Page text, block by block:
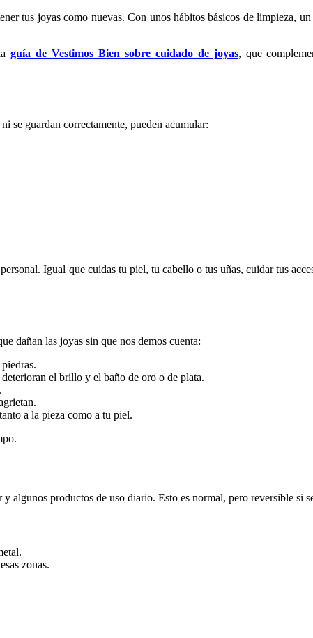
tus joyas como nuevas. Con unos hábitos básicos de limpieza,
laguía de Vestimos Bien sobre cuidado de joyas, que
se guardan correctamente, pueden acumular:
Igual que cuidas tu piel, tu cabello o tus uñas, cuidar tus
dañan las joyas sin que nos demos cuenta:
el brillo y el baño de oro o de plata.
a la pieza como a tu piel.
algunos productos de uso diario. Esto es normal, pero reversible si
zonas.